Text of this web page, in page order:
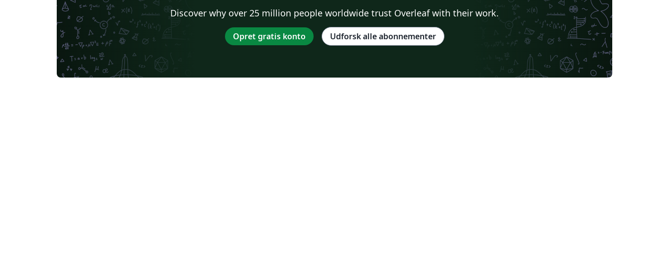
Discover why over 25 million people worldwide trust Overleaf with their work.
Opret gratis konto Udforsk alle abonnementer